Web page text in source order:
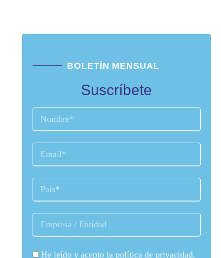
BOLETÍN MENSUAL
Suscríbete
He leído y acepto la política de privacidad.